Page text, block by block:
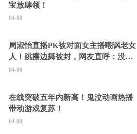
宝放肆领！
04-08
周淑怡直播PK被对面女主播嘲讽老女
人！跳擦边舞被封，网友直呼：没边
硬擦封的好！
04-08
在线突破五年内新高！鬼泣动画热播
带动游戏复苏！
04-08